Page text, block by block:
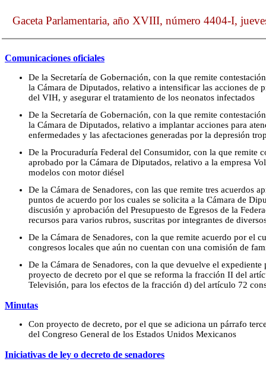
Gaceta Parlamentaria, año XVIII, número 4404-I,
Comunicaciones oficiales
De la Secretaría de Gobernación, con la que remite
la Cámara de Diputados, relativo a intensificar las acciones de
del VIH, y asegurar el tratamiento de los neonatos infectados
De la Secretaría de Gobernación, con la que remite
la Cámara de Diputados, relativo a implantar acciones para
enfermedades y las afectaciones generadas por la depresión
De la Procuraduría Federal del Consumidor, con la que remite
aprobado por la Cámara de Diputados, relativo a la empresa
modelos con motor diésel
De la Cámara de Senadores, con las que remite tres acuerdos
puntos de acuerdo por los cuales se solicita a la Cámara de
discusión y aprobación del Presupuesto de Egresos de la
recursos para varios rubros, suscritas por integrantes de
De la Cámara de Senadores, con la que remite acuerdo por el
congresos locales que aún no cuentan con una comisión de
De la Cámara de Senadores, con la que devuelve el
proyecto de decreto por el que se reforma la fracción II del
Televisión, para los efectos de la fracción d) del artículo 72
Minutas
Con proyecto de decreto, por el que se adiciona un párrafo
del Congreso General de los Estados Unidos Mexicanos
Iniciativas de ley o decreto de senadores